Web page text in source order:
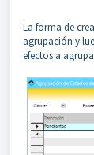
La forma de
agrupación y
efectos a